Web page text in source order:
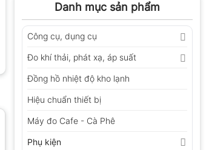
Danh mục sản phẩm
Công cụ, dụng cụ
Đo khí thải, phát xạ, áp suất
Đồng hồ nhiệt độ kho lạnh
Hiệu chuẩn thiết bị
Máy đo Cafe - Cà Phê
Phụ kiện